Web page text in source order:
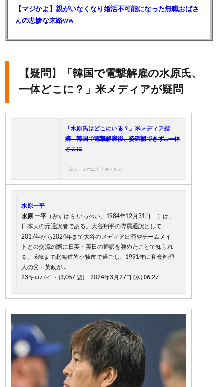
【マジかよ】親がいなくなり婚活不可能になった無職おばさ
んの悲惨な末路ww
【疑問】「韓国で電撃解雇の水原氏、
一体どこに？」米メディアが疑問
「水原氏はどこにいる？」米メディア指
摘 韓国で電撃解雇後、姿確認できず…一体
どこに
（出典：スポニチアネックス）
水原一平
水原 一平 （みずはら いっぺい、1984年12月31日 – ）は、
日本人の元通訳者である。大谷翔平の専属通訳として、
2017年から2024年まで大谷のメディア出演やチームメイ
トとの交流の際に日英・英日の通訳を務めたことで知られ
る。 6歳まで北海道苫小牧市で過ごし、1991年に和食料理
人の父・英政が…
23キロバイト (3,057 語) – 2024年3月27日 (水) 06:27